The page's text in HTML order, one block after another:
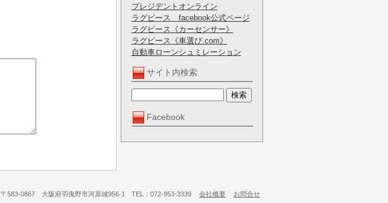
プレジデントオンライン
ラグピース facebook公式ページ
ラグピース《カーセンサー》
ラグピース《車選び.com》
自動車ローンシュミレーション
サイト内検索
Facebook
〒583-0867 大阪府羽曳野市河原城956-1 TEL：072-953-3339 会社概要 お問合せ